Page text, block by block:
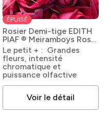
ÉPUISÉ
Rosier Demi-tige EDITH
PIAF ® Meiramboys Rosa
'Meiramboys' EDITH
PIAF®
Le petit + : Grandes
fleurs, intensité
chromatique et
puissance olfactive
Voir le détail